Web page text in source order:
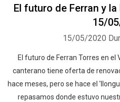
El futuro de Ferran y
15/
15/05/2020
El futuro de Ferran Torres en el
canterano tiene oferta de
hace meses, pero se hace el
repasamos donde estuvo